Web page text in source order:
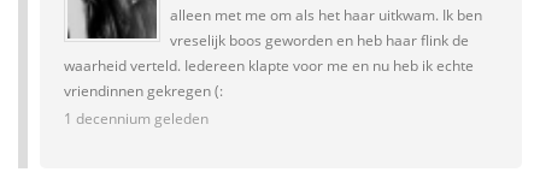
alleen met me om als het haar uitkwam. Ik ben
vreselijk boos geworden en heb haar flink de
waarheid verteld. Iedereen klapte voor me en nu heb ik echte
vriendinnen gekregen (:
1 decennium geleden